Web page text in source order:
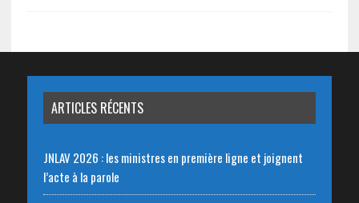
ARTICLES RÉCENTS
JNLAV 2026 : les ministres en première ligne et joignent
l’acte à la parole